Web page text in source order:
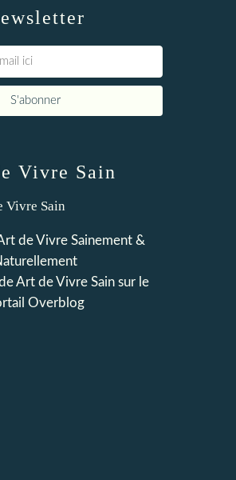
Vivre Sain
de Vivre Sainement &
Art de Vivre Sainsur le
Overblog